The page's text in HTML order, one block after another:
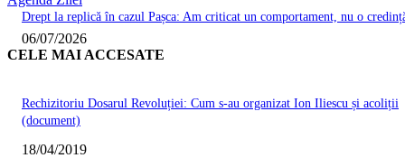
Drept la replică în cazul Pașca: Am criticat un comportament, nu o
06/07/2026
CELE MAI ACCESATE
Rechizitoriu Dosarul Revoluției: Cum s-au organizat Ion Iliescu și acoliții
(document)
18/04/2019